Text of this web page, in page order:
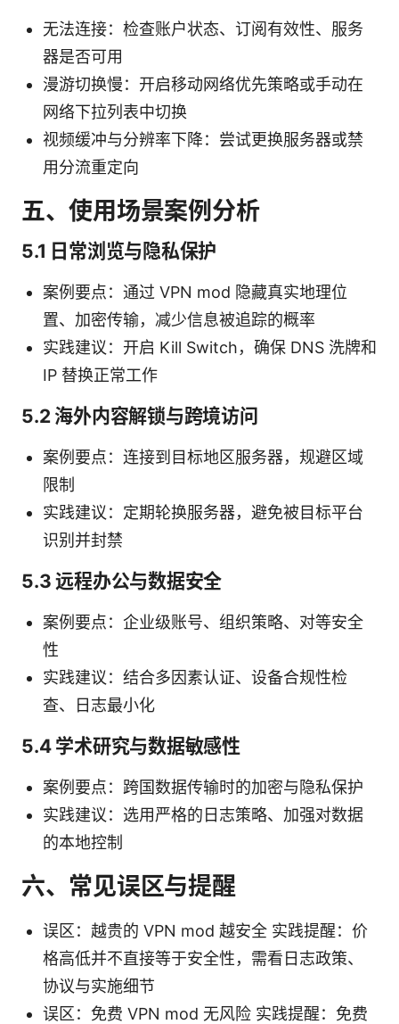
无法连接：检查账户状态、订阅有效性、服务
器是否可用
漫游切换慢：开启移动网络优先策略或手动在
网络下拉列表中切换
视频缓冲与分辨率下降：尝试更换服务器或禁
用分流重定向
五、使用场景案例分析
5.1 日常浏览与隐私保护
案例要点：通过 VPN mod 隐藏真实地理位
置、加密传输，减少信息被追踪的概率
实践建议：开启 Kill Switch，确保 DNS 洗牌和
IP 替换正常工作
5.2 海外内容解锁与跨境访问
案例要点：连接到目标地区服务器，规避区域
限制
实践建议：定期轮换服务器，避免被目标平台
识别并封禁
5.3 远程办公与数据安全
案例要点：企业级账号、组织策略、对等安全
性
实践建议：结合多因素认证、设备合规性检
查、日志最小化
5.4 学术研究与数据敏感性
案例要点：跨国数据传输时的加密与隐私保护
实践建议：选用严格的日志策略、加强对数据
的本地控制
六、常见误区与提醒
误区：越贵的 VPN mod 越安全 实践提醒：价
格高低并不直接等于安全性，需看日志政策、
协议与实施细节
误区：免费 VPN mod 无风险 实践提醒：免费